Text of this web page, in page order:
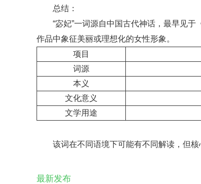
总结：
“宓妃”一词源自中国古代神话，最早见
作品中象征美丽或理想化的女性形象。
项目
词源
本义
文化意义
文学用途
该词在不同语境下可能有不同解读，但核
最新发布